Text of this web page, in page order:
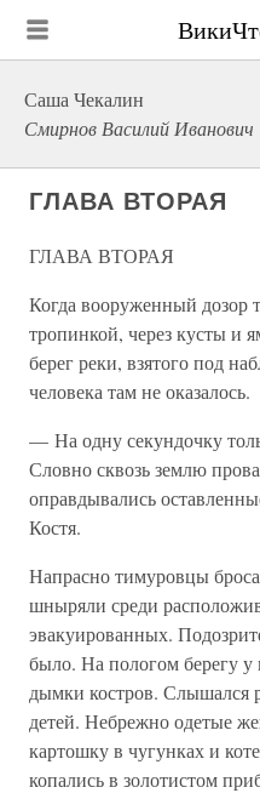
Саша Чекалин
Смирнов Василий Иванович
ГЛАВА ВТОРАЯ
ГЛАВА ВТОРАЯ
Когда вооруженный дозор
тропинкой, через кусты и
берег реки, взятого под
человека там не оказалось.
— На одну секундочку
Словно сквозь землю
оправдывались
Костя.
Напрасно тимуровцы
шныряли среди
эвакуированных.
было. На пологом берегу у
дымки костров. Слышался
детей. Небрежно одетые
картошку в чугунках и
копались в золотистом